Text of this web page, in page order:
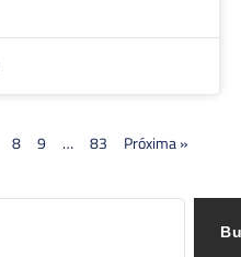
8 9 … 83 Próxima »